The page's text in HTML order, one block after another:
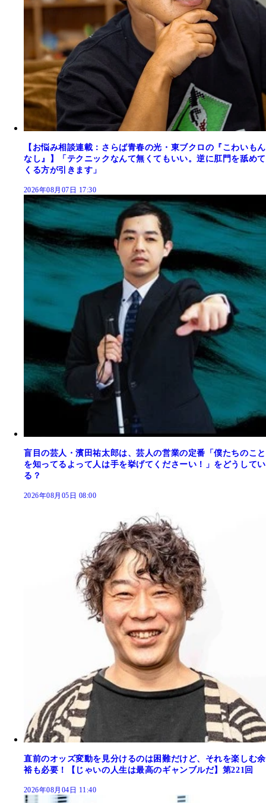
【お悩み相談連載：さらば青春の光・東ブクロの『こわいもん
なし』】「テクニックなんて無くてもいい。逆に肛門を舐めて
くる方が引きます」
2026年08月07日 17:30
盲目の芸人・濱田祐太郎は、芸人の営業の定番「僕たちのこと
を知ってるよって人は手を挙げてくださーい！」をどうしてい
る？
2026年08月05日 08:00
直前のオッズ変動を見分けるのは困難だけど、それを楽しむ余
裕も必要！【じゃいの人生は最高のギャンブルだ】第221回
2026年08月04日 11:40